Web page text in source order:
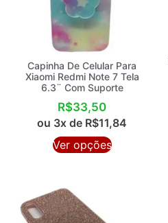
Capinha De Celular Para
Xiaomi Redmi Note 7 Tela
6.3¨ Com Suporte
R$33,50
ou 3x de R$11,84
Ver opções